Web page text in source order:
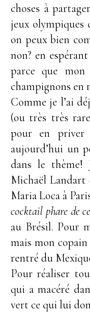
choses à
jeux olympiques
on peux bien
non? en
parce que
champignons en
Comme je l’ai
(ou très très
pour en priver
aujourd’hui un
dans le thème!
Michaël
Maria Loca à
cocktail phare de
au Brésil. Pour
mais mon copain
rentré du
Pour réaliser
qui a macéré
vert ce qui lui